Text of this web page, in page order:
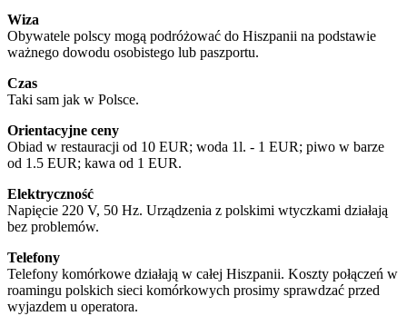
Wiza
Obywatele polscy mogą podróżować do Hiszpanii na podstawie
ważnego dowodu osobistego lub paszportu.
Czas
Taki sam jak w Polsce.
Orientacyjne ceny
Obiad w restauracji od 10 EUR; woda 1l. - 1 EUR; piwo w barze
od 1.5 EUR; kawa od 1 EUR.
Elektryczność
Napięcie 220 V, 50 Hz. Urządzenia z polskimi wtyczkami działają
bez problemów.
Telefony
Telefony komórkowe działają w całej Hiszpanii. Koszty połączeń w
roamingu polskich sieci komórkowych prosimy sprawdzać przed
wyjazdem u operatora.